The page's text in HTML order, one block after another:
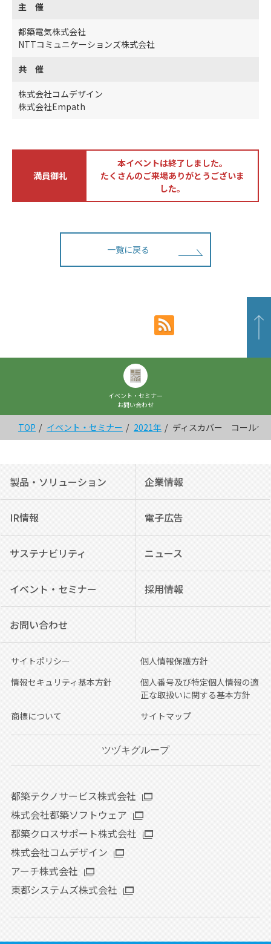
主 催
都築電気株式会社
NTTコミュニケーションズ株式会社
共 催
株式会社コムデザイン
株式会社Empath
満員御礼
本イベントは終了しました。
たくさんのご来場ありがとうございま
した。
一覧に戻る
イベント・セミナー
お問い合わせ
TOP イベント・セミナー 2021年 ディスカバー コールセ
製品・ソリューション 企業情報
IR情報 電子広告
サステナビリティ ニュース
イベント・セミナー 採用情報
お問い合わせ
サイトポリシー
個人情報保護方針
情報セキュリティ基本方針
個人番号及び特定個人情報の適
正な取扱いに関する基本方針
商標について
サイトマップ
ツヅキグループ
都築テクノサービス株式会社
株式会社都築ソフトウェア
都築クロスサポート株式会社
株式会社コムデザイン
アーチ株式会社
東都システムズ株式会社